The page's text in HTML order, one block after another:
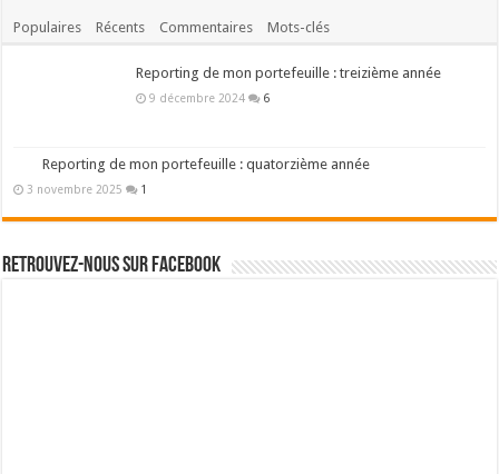
Populaires Récents Commentaires Mots-clés
Reporting de mon portefeuille : treizième année
9 décembre 2024 6
Reporting de mon portefeuille : quatorzième année
3 novembre 2025 1
Retrouvez-nous sur Facebook